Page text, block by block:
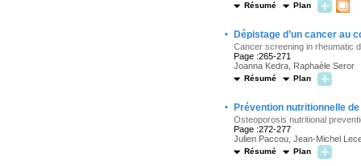
Résumé Plan
· Dépistage d’un cancer au
Cancer screening in rheumatic
Page :265-271
Joanna Kedra, Raphaèle Seror
Résumé Plan
· Prévention nutritionnelle
Osteoporosis nutritional
Page :272-277
Julien Paccou, Jean-Michel
Résumé Plan